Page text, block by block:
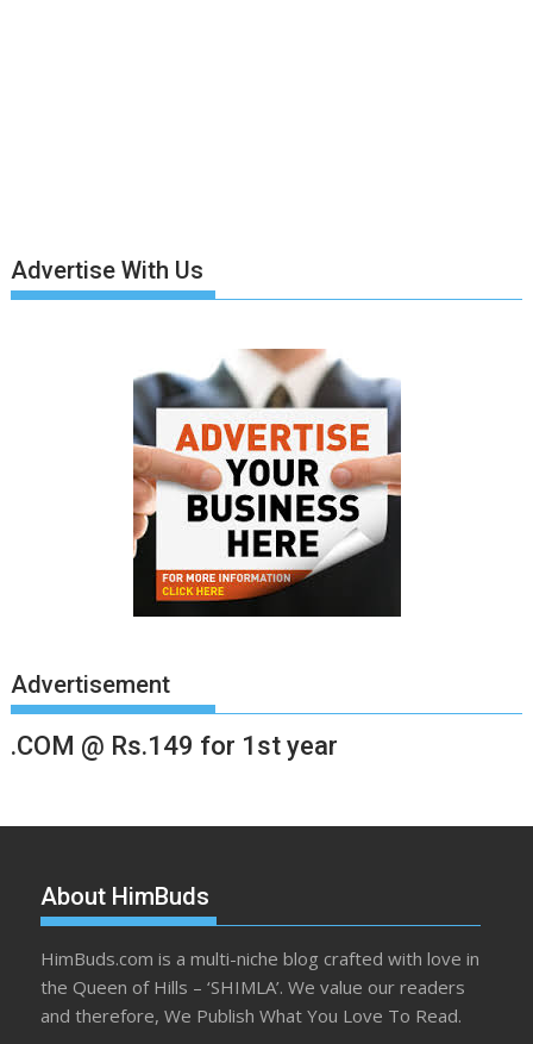
Advertise With Us
Advertisement
.COM @ Rs.149 for 1st year
About HimBuds
HimBuds.com is a multi-niche blog crafted with love in
the Queen of Hills – ‘SHIMLA’. We value our readers
and therefore, We Publish What You Love To Read.